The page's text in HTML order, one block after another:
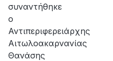
συναντήθηκε
ο
Αντιπεριφερειάρχης
Αιτωλοακαρνανίας
Θανάσης